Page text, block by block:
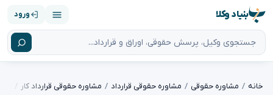
بنیاد وکلا ورود
خانه مشاوره حقوقی مشاوره حقوقی قرارداد مشاوره حقوقی قرارداد کار